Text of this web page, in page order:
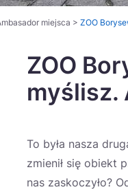
miejsca > ZOO
ZOO
myślisz.
To była nasza
zmienił się obiekt
nas zaskoczyło?